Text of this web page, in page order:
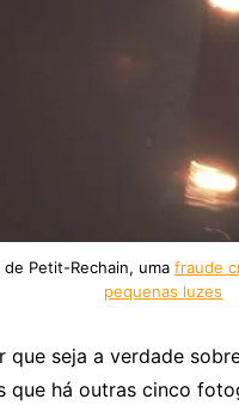
Petit-Rechain, uma fraude
pequenas luzes
que seja a verdade
que há outras cinco